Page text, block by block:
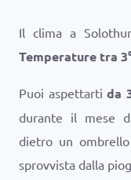
Il clima a
Temperature tra 3
Puoi aspettarti da
durante il mese
dietro un
sprovvista dalla